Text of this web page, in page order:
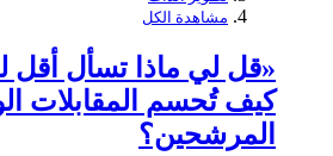
مشاهدة الكل
«قل لي ماذا تسأل
كيف تُحسم المقابلات
المرشحين؟